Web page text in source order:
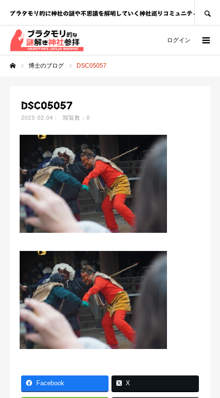
ブラタモリ的に神社の謎や不思議を解明していく神社巡りコミュニティ
ログイン
博士のブログ DSC05057
DSC05057
2023.02.04 閲覧数：0
Facebook X